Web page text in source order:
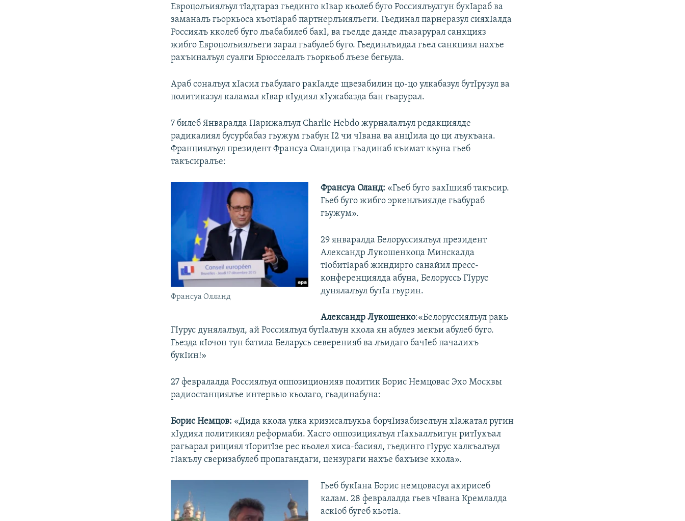
Евроцолъиялъул тIадтараз гьединго кIвар кьолеб буго Россиялъулгун букIараб ва
заманалъ гьоркьоса къотIараб партнерлъиялъеги. Гьединал парнеразул сияхIалда
Россиялъ кколеб буго лъабабилеб бакI, ва гьелде данде лъазарурал санкцияз
жибго Евроцолъиялъеги зарал гьабулеб буго. Гьединлъидал гьел санкциял нахъе
рахъиналъул суалги Брюсселалъ гьоркьоб лъезе бегьула.
Араб соналъул хIасил гьабулаго ракIалде щвезабилин цо-цо улкабазул бутIрузул ва
политиказул каламал кIвар кIудиял хIужабазда бан гьарурал.
7 билеб Январалда Парижалъул Charlie Hebdo журналалъул редакциялде
радикалиял бусурбабаз гьужум гьабун I2 чи чIвана ва анцIила цо ци лъукъана.
Франциялъул президент Франсуа Оландица гьадинаб къимат кьуна гьеб
такъсиралъе:
Франсуа Олланд
Франсуа Оланд: «Гьеб буго вахIшияб такъсир.
Гьеб буго жибго эркенлъиялде гьабураб
гьужум».
29 январалда Белоруссиялъул президент
Александр Лукошенкоца Минскалда
тIобитIараб жиндирго санайил пресс-
конференциялда абуна, Белоруссь ГIурус
дунялалъул бутIа гьурин.
Александр Лукошенко:«Белоруссиялъул ракь
ГIурус дунялалъул, ай Россиялъул бутIалъун ккола ян абулез мекъи абулеб буго.
Гьезда кIочон тун батила Беларусь северенияб ва лъидаго бачIеб пачалихъ
букIин!»
27 февралалда Россиялъул оппозиционияв политик Борис Немцовас Эхо Москвы
радиостанциялъе интервью кьолаго, гьадинабуна:
Борис Немцов: «Дида ккола улка кризисалъукьа борчIизабизелъун хIажатал ругин
кIудиял политикиял реформаби. Хасго оппозициялъул гIахьаллъигун ритIухъал
рагьарал рищиял тIоритIзе рес кьолел хиса-басиял, гьединго гIурус халкъалъул
гIакълу сверизабулеб пропагандаги, цензураги нахъе бахъизе ккола».
Гьеб букIана Борис немцовасул ахирисеб
калам. 28 февралалда гьев чIвана Кремлалда
аскIоб бугеб кьотIа.